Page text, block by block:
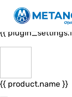
Close
{{
{{
{{ product.name }}